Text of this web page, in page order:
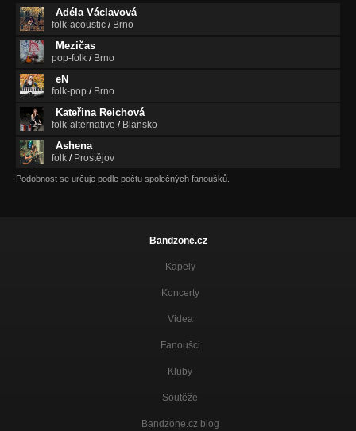
Adéla Václavová
folk-acoustic / Brno
Mezičas
pop-folk / Brno
eN
folk-pop / Brno
Kateřina Reichová
folk-alternative / Blansko
Ashena
folk / Prostějov
Podobnost se určuje podle počtu společných fanoušků.
Bandzone.cz
Kapely
Koncerty
Videa
Fanoušci
Kluby
Soutěže
Bandzone.cz blog